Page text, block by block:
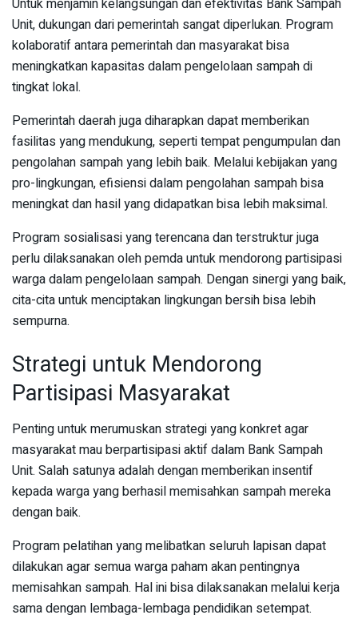
Untuk menjamin kelangsungan dan efektivitas Bank Sampah
Unit, dukungan dari pemerintah sangat diperlukan. Program
kolaboratif antara pemerintah dan masyarakat bisa
meningkatkan kapasitas dalam pengelolaan sampah di
tingkat lokal.
Pemerintah daerah juga diharapkan dapat memberikan
fasilitas yang mendukung, seperti tempat pengumpulan dan
pengolahan sampah yang lebih baik. Melalui kebijakan yang
pro-lingkungan, efisiensi dalam pengolahan sampah bisa
meningkat dan hasil yang didapatkan bisa lebih maksimal.
Program sosialisasi yang terencana dan terstruktur juga
perlu dilaksanakan oleh pemda untuk mendorong partisipasi
warga dalam pengelolaan sampah. Dengan sinergi yang baik,
cita-cita untuk menciptakan lingkungan bersih bisa lebih
sempurna.
Strategi untuk Mendorong
Partisipasi Masyarakat
Penting untuk merumuskan strategi yang konkret agar
masyarakat mau berpartisipasi aktif dalam Bank Sampah
Unit. Salah satunya adalah dengan memberikan insentif
kepada warga yang berhasil memisahkan sampah mereka
dengan baik.
Program pelatihan yang melibatkan seluruh lapisan dapat
dilakukan agar semua warga paham akan pentingnya
memisahkan sampah. Hal ini bisa dilaksanakan melalui kerja
sama dengan lembaga-lembaga pendidikan setempat.